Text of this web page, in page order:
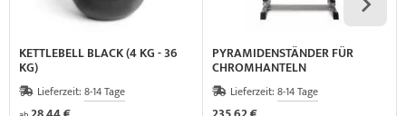
KETTLEBELL BLACK (4 KG - 36
KG)
Lieferzeit: 8-14 Tage
PYRAMIDENSTÄNDER FÜR
CHROMHANTELN
Lieferzeit: 8-14 Tage